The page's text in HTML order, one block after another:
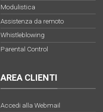
Modulistica
Assistenza da remoto
Whistleblowing
Parental Control
AREA CLIENTI
Accedi alla Webmail